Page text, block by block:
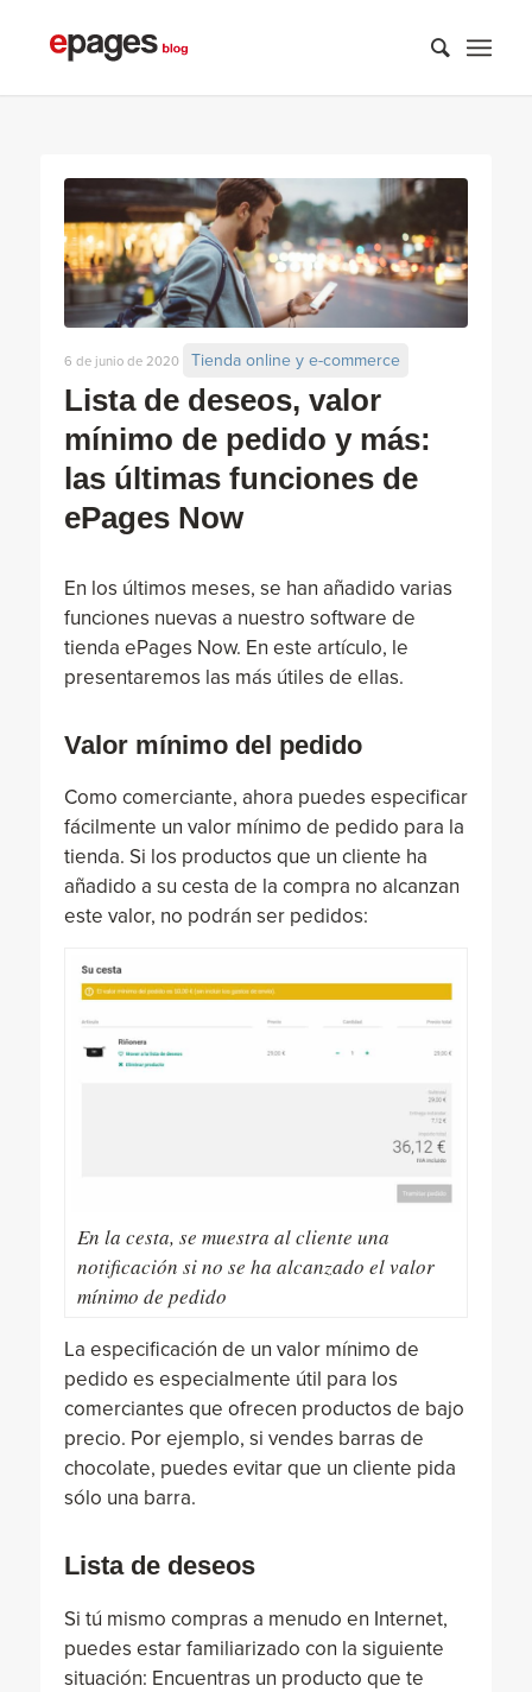
Lista de deseos, valor
mínimo de pedido y más:
las últimas funciones de
ePages Now
6 de junio de 2020 Tienda online y e-commerce
En los últimos meses, se han añadido varias
funciones nuevas a nuestro software de
tienda ePages Now. En este artículo, le
presentaremos las más útiles de ellas.
Valor mínimo del pedido
Como comerciante, ahora puedes especificar
fácilmente un valor mínimo de pedido para la
tienda. Si los productos que un cliente ha
añadido a su cesta de la compra no alcanzan
este valor, no podrán ser pedidos:
En la cesta, se muestra al cliente una
notificación si no se ha alcanzado el valor
mínimo de pedido
La especificación de un valor mínimo de
pedido es especialmente útil para los
comerciantes que ofrecen productos de bajo
precio. Por ejemplo, si vendes barras de
chocolate, puedes evitar que un cliente pida
sólo una barra.
Lista de deseos
Si tú mismo compras a menudo en Internet,
puedes estar familiarizado con la siguiente
situación: Encuentras un producto que te